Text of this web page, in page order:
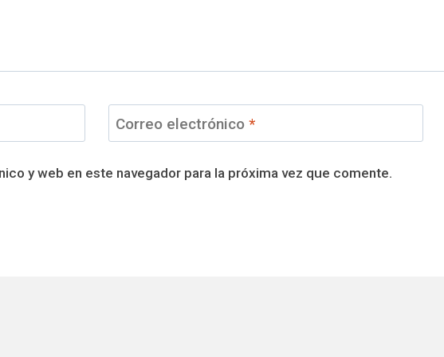
Correo electrónico *
y web en este navegador para la próxima vez que comente.